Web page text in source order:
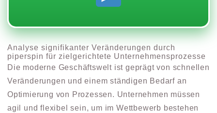
Analyse signifikanter Veränderungen durch
piperspin für zielgerichtete Unternehmensprozesse
Die moderne Geschäftswelt ist geprägt von schnellen
Veränderungen und einem ständigen Bedarf an
Optimierung von Prozessen. Unternehmen müssen
agil und flexibel sein, um im Wettbewerb bestehen